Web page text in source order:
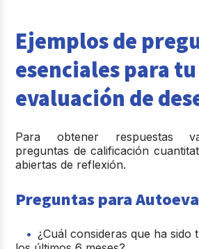
Ejemplos de
esenciales para tu
evaluación de
Para obtener respuestas
preguntas de calificación
abiertas de reflexión.
Preguntas para
¿Cuál consideras que ha